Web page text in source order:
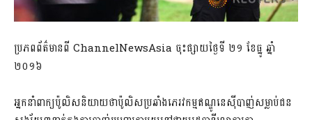
ប្រភពព័ត៌មានពី ChannelNewsAsia ចុះផ្សាយថ្ងៃទី ២១ ខែធ្នូ ឆ្នាំ
២០១៦
អ្នកនាំពាក្យប៉ូលិសនិយាយថាប៉ូលិសប្រឆាំងភេរវកម្មឥណ្ឌូនេស៊ីបាញ់សម្លាប់ជន